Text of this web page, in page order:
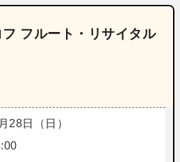
フルート・リサイタル
28日（日）